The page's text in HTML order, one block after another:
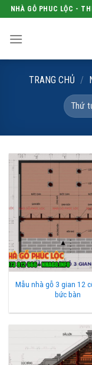
Skip
to
content
NHÀ GỖ PHUC LỘC -
TRANG CHỦ /
Mẫu nhà gỗ 3 gian 12
bức bàn